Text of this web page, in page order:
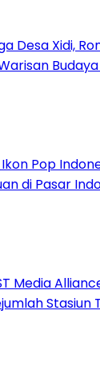
Desa Xidi,
Pop
di Pasar
Media
Stasiun